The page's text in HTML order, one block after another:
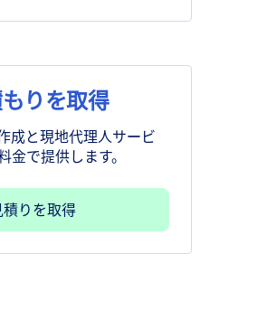
りを取得
成と現地代理人サービ
金で提供します。
積りを取得